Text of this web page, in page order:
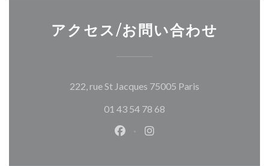
アクセス/お問い合わせ
222, rue St Jacques 75005 Paris
01 43 54 78 68
Facebook ((新しいウィンドウ
Instagram ((新しいウィ